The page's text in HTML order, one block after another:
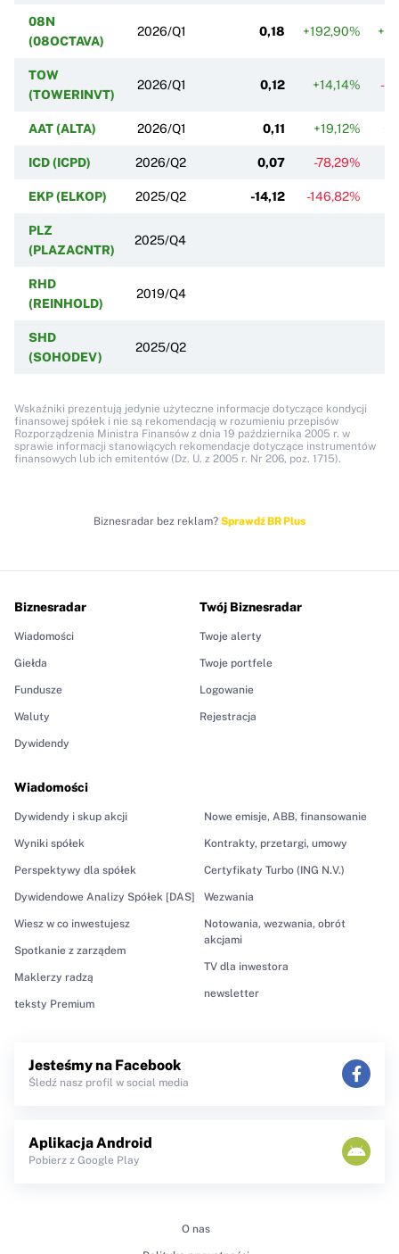
08N
(08OCTAVA)
2026/Q1 0,18 +192,90%
TOW
(TOWERINVT)
2026/Q1 0,12 +14,14% -
AAT (ALTA) 2026/Q1 0,11 +19,12%
ICD (ICPD) 2026/Q2 0,07 -78,29%
EKP (ELKOP) 2025/Q2 -14,12 -146,82%
PLZ
(PLAZACNTR)
2025/Q4
RHD
(REINHOLD)
2019/Q4
SHD
(SOHODEV)
2025/Q2
Wskaźniki prezentują jedynie użyteczne informacje dotyczące kondycji
finansowej spółek i nie są rekomendacją w rozumieniu przepisów
Rozporządzenia Ministra Finansów z dnia 19 października 2005 r. w
sprawie informacji stanowiących rekomendacje dotyczące instrumentów
finansowych lub ich emitentów (Dz. U. z 2005 r. Nr 206, poz. 1715).
Biznesradar bez reklam? Sprawdź BR Plus
Biznesradar
Wiadomości
Giełda
Fundusze
Waluty
Dywidendy
Wiadomości
Dywidendy i skup akcji
Wyniki spółek
Perspektywy dla spółek
Dywidendowe Analizy Spółek [DAS]
Wiesz w co inwestujesz
Spotkanie z zarządem
Maklerzy radzą
teksty Premium
Nowe emisje, ABB, finansowanie
Kontrakty, przetargi, umowy
Certyfikaty Turbo (ING N.V.)
Wezwania
Notowania, wezwania, obrót
akcjami
TV dla inwestora
newsletter
Twój Biznesradar
Twoje alerty
Twoje portfele
Logowanie
Rejestracja
Jesteśmy na Facebook
Śledź nasz profil w social media
Aplikacja Android
Pobierz z Google Play
O nas